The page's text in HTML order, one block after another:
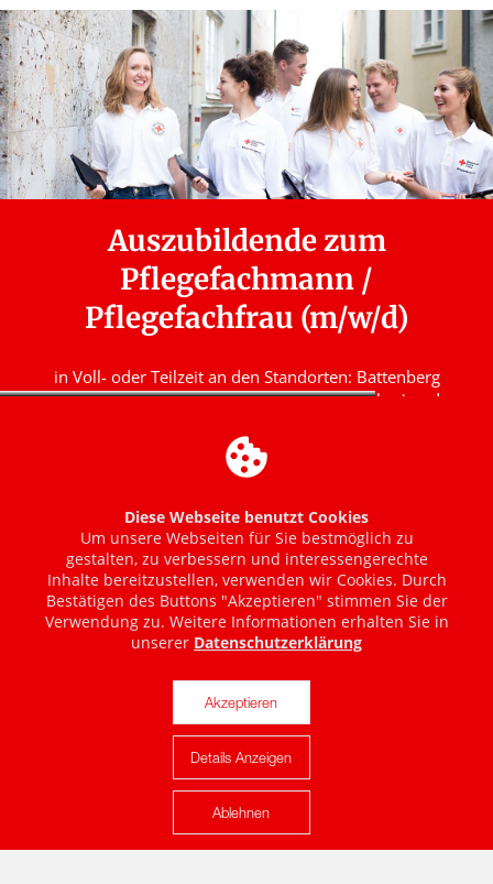
Karte anzeigen
Diese Webseite benutzt Cookies
Um unsere Webseiten für Sie bestmöglich zu
gestalten, zu verbessern und interessengerechte
Inhalte bereitzustellen, verwenden wir Cookies. Durch
Bestätigen des Buttons "Akzeptieren" stimmen Sie der
Verwendung zu. Weitere Informationen erhalten Sie in
unserer Datenschutzerklärung
Akzeptieren
Details Anzeigen
Ablehnen